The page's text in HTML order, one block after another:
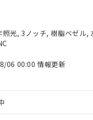
光, 3ノッチ, 樹脂ベゼル,
06 00:00 情報更新